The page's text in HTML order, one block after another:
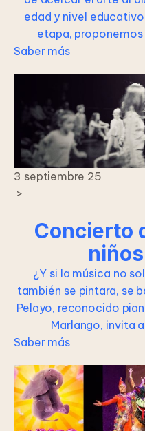
edad y nivel
etapa,
Saber más
3 septiembre 25
>
Concierto
¿Y si la música no
también se pintara, se
Pelayo, reconocido
Marlango, invita
Saber más